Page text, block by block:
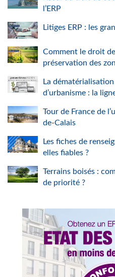
l’ERP
Litiges ERP : les
Comment le droit
préservation des
La
d’urbanisme : la
Tour de France de
de-Calais
Les fiches de
elles fiables ?
Terrains boisés :
de priorité ?